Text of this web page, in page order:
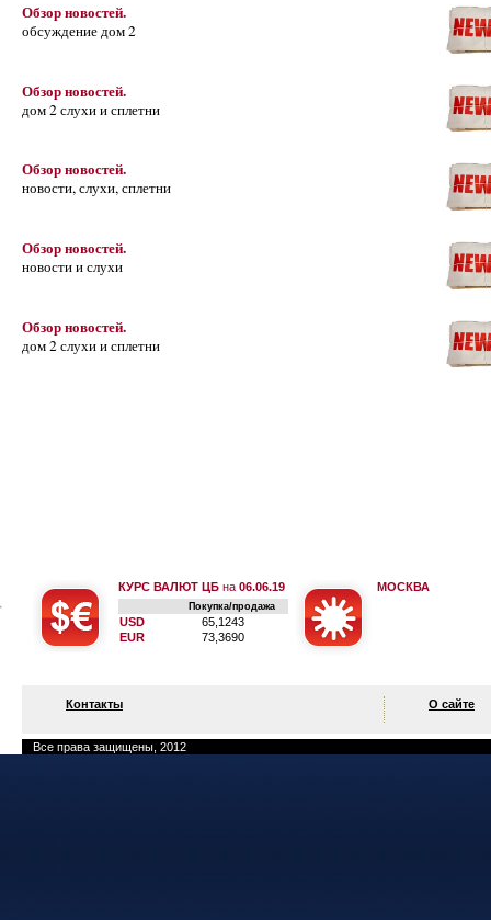
Обзор новостей.
обсуждение дом 2
Обзор новостей.
дом 2 слухи и сплетни
Обзор новостей.
новости, слухи, сплетни
Обзор новостей.
новости и слухи
Обзор новостей.
дом 2 слухи и сплетни
КУРС ВАЛЮТ ЦБ на 06.06.19
Покупка/продажа
USD
65,1243
EUR
73,3690
МОСКВА
Контакты О сайте
Все права защищены, 2012